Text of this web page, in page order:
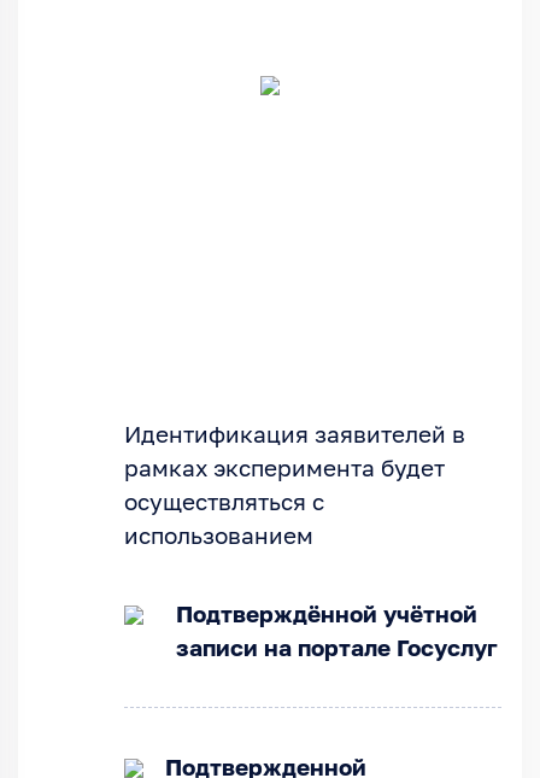
Идентификация заявителей в
рамках эксперимента будет
осуществляться с
использованием
Подтверждённой учётной
записи на портале Госуслуг
Подтвержденной